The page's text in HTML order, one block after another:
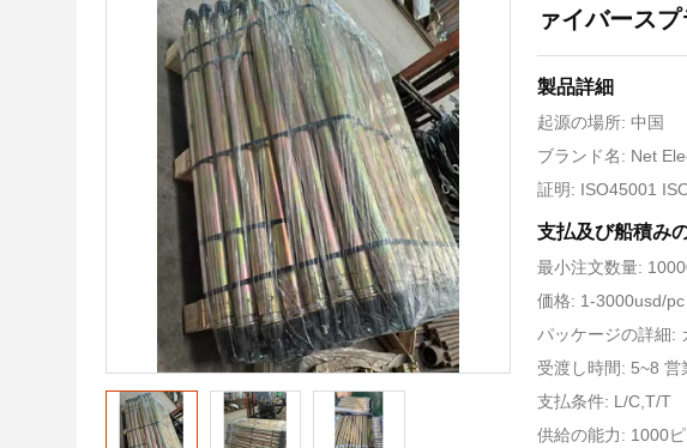
ァイバース
製品詳細
起源の場所: 中国
ブランド名: Net
証明: ISO45001
支払及び船積み
最小注文数量:
価格: 1-3000usd/pc
パッケージの詳細:
受渡し時間: 5~8 営
支払条件: L/C,T/T
供給の能力: 1000